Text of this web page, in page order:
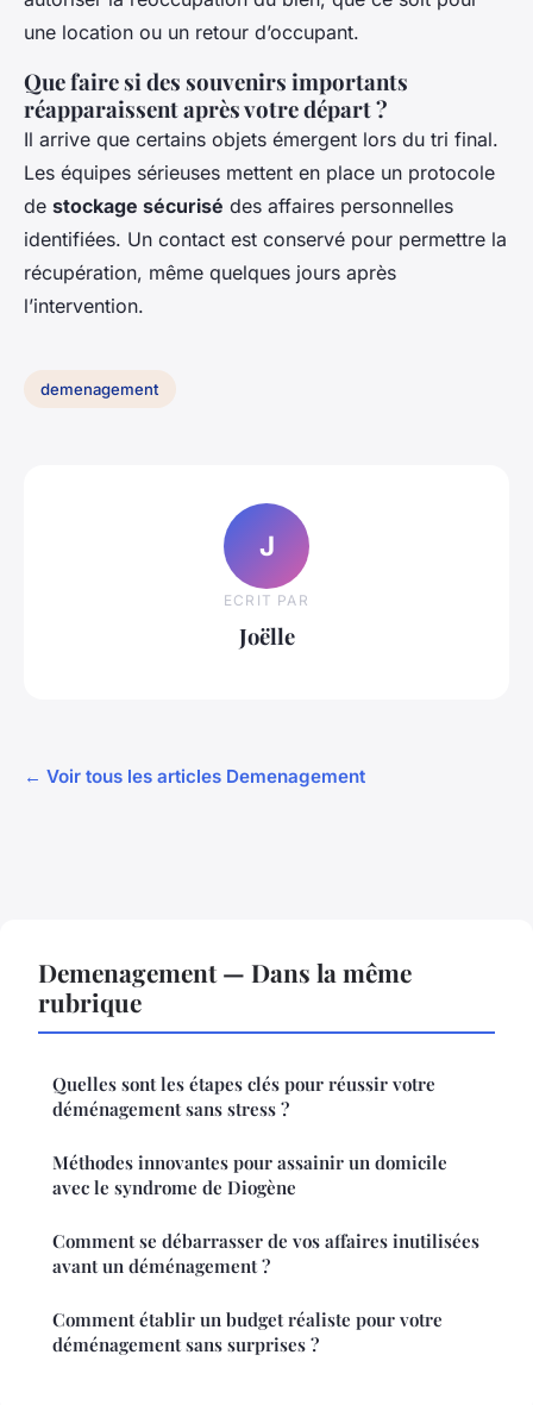
une location ou un retour d’occupant.
Que faire si des souvenirs importants
réapparaissent après votre départ ?
Il arrive que certains objets émergent lors du tri final.
Les équipes sérieuses mettent en place un protocole
de stockage sécurisé des affaires personnelles
identifiées. Un contact est conservé pour permettre la
récupération, même quelques jours après
l’intervention.
demenagement
J
ECRIT PAR
Joëlle
← Voir tous les articles Demenagement
Demenagement — Dans la même
rubrique
Quelles sont les étapes clés pour réussir votre
déménagement sans stress ?
Méthodes innovantes pour assainir un domicile
avec le syndrome de Diogène
Comment se débarrasser de vos affaires inutilisées
avant un déménagement ?
Comment établir un budget réaliste pour votre
déménagement sans surprises ?